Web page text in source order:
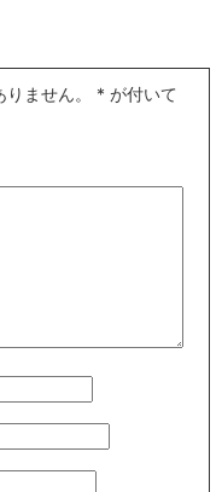
ません。 * が付いて